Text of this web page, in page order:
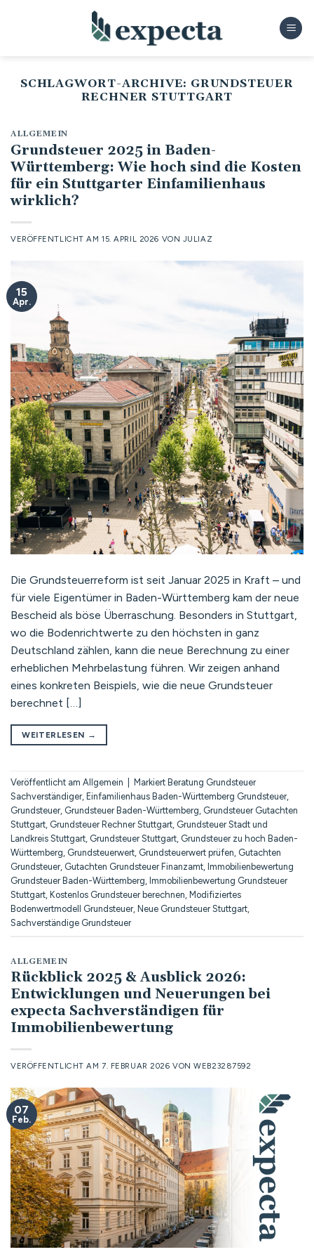
SCHLAGWORT-ARCHIVE: GRUNDSTEUER
RECHNER STUTTGART
ALLGEMEIN
Grundsteuer 2025 in Baden-
Württemberg: Wie hoch sind die Kosten
für ein Stuttgarter Einfamilienhaus
wirklich?
VERÖFFENTLICHT AM15. APRIL 2026 VON JULIAZ
15
Apr.
Die Grundsteuerreform ist seit Januar 2025 in Kraft – und
für viele Eigentümer in Baden-Württemberg kam der neue
Bescheid als böse Überraschung. Besonders in Stuttgart,
wo die Bodenrichtwerte zu den höchsten in ganz
Deutschland zählen, kann die neue Berechnung zu einer
erheblichen Mehrbelastung führen. Wir zeigen anhand
eines konkreten Beispiels, wie die neue Grundsteuer
berechnet […]
WEITERLESEN →
Veröffentlicht am Allgemein Markiert Beratung Grundsteuer
Sachverständiger, Einfamilienhaus Baden-Württemberg Grundsteuer,
Grundsteuer, Grundsteuer Baden-Württemberg Grundsteuer Gutachten
Stuttgart Grundsteuer Rechner Stuttgart Grundsteuer Stadt und
Landkreis Stuttgart Grundsteuer Stuttgart Grundsteuer zu hoch Baden-
Württemberg Grundsteuerwert Grundsteuerwert prüfen Gutachten
Grundsteuer, Gutachten Grundsteuer Finanzamt Immobilienbewertung
Grundsteuer Baden-Württemberg
Immobilienbewertung Grundsteuer
Stuttgart Kostenlos Grundsteuer berechnen Modifiziertes
Bodenwertmodell Grundsteuer, Neue Grundsteuer Stuttgart
Sachverständige Grundsteuer
ALLGEMEIN
Rückblick 2025 & Ausblick 2026:
Entwicklungen und Neuerungen bei
expecta Sachverständigen für
Immobilienbewertung
VERÖFFENTLICHT AM7. FEBRUAR 2026 VONWEB23287592
07
Feb.